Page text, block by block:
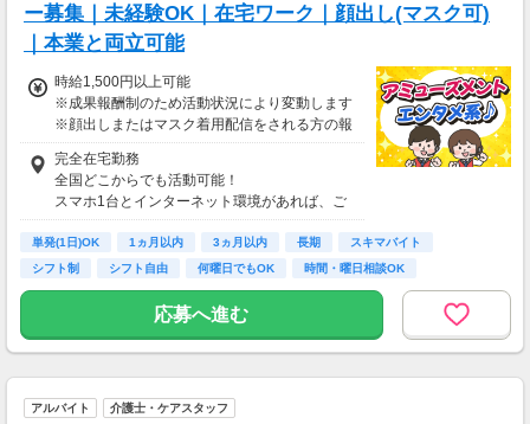
ー募集｜未経験OK｜在宅ワーク｜顔出し(マスク可)
｜本業と両立可能
時給1,500円以上可能
※成果報酬制のため活動状況により変動します
※顔出しまたはマスク着用配信をされる方の報
酬基準となります
【収入例】
■事務職Aさん（週3日・月50時間程度）
月収8万円～15万円
月収15万円～25万円
■主婦Cさん（月100時間程度）
月収20万円以上
現在活躍中のライバーの多くは会社員や主婦の
方。
本業や家庭と両立しながら副業として活動され
ています。
完全在宅勤務
全国どこからでも活動可能！
スマホ1台とインターネット環境があれば、ご
自宅からスタートできます。
通勤時間ゼロだから、本業やプライベートとの
両立もラクラク♪
単発(1日)OK 1ヵ月以内 3ヵ月以内 長期
スキマバイト
シフト制
シフト自由 何曜日でもOK 時間・曜日相談OK
応募へ進む
アルバイト 介護士・ケアスタッフ